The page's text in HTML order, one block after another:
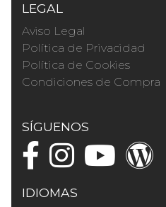
LEGAL
Aviso Legal
Política de Privacidad
Política de Cookies
Condiciones de Compra
SÍGUENOS
IDIOMAS